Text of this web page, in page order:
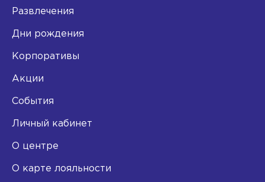
Развлечения
Дни рождения
Корпоративы
Акции
События
Личный кабинет
О центре
О карте лояльности